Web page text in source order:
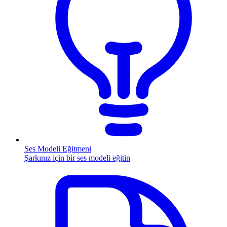
Ses Modeli Eğitmeni
Şarkınız için bir ses modeli eğitin